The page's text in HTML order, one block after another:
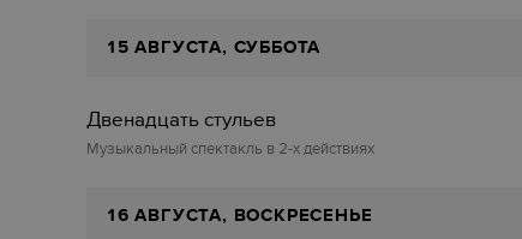
15 АВГУСТА, СУББОТА
Двенадцать стульев‎
Музыкальный спектакль в 2-х действиях
16 АВГУСТА, ВОСКРЕСЕНЬЕ